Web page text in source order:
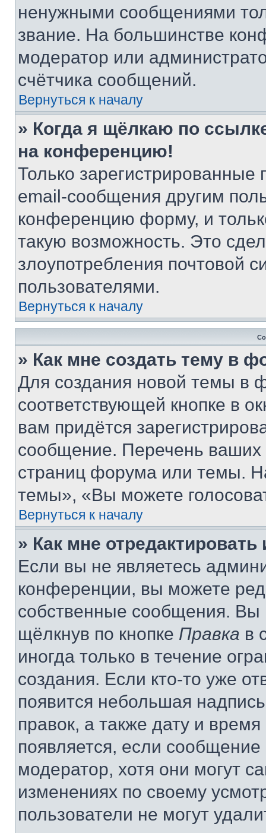
ненужными сообщениями
звание. На большинстве
модератор или
счётчика сообщений.
Вернуться к началу
» Когда я щёлкаю по
на конференцию!
Только зарегистрированные
email-сообщения другим
конференцию форму, и
такую возможность. Это
злоупотребления почтовой
пользователями.
Вернуться к началу
» Как мне создать тему в
Для создания новой темы в
соответствующей кнопке в
вам придётся
сообщение. Перечень ваших
страниц форума или темы.
темы», «Вы можете
Вернуться к началу
» Как мне
Если вы не являетесь
конференции, вы можете
собственные сообщения. Вы
щёлкнув по кнопке Правка в
иногда только в течение
создания. Если кто-то уже
появится небольшая
правок, а также дату и
появляется, если
модератор, хотя они могут
изменениях по своему
пользователи не могут